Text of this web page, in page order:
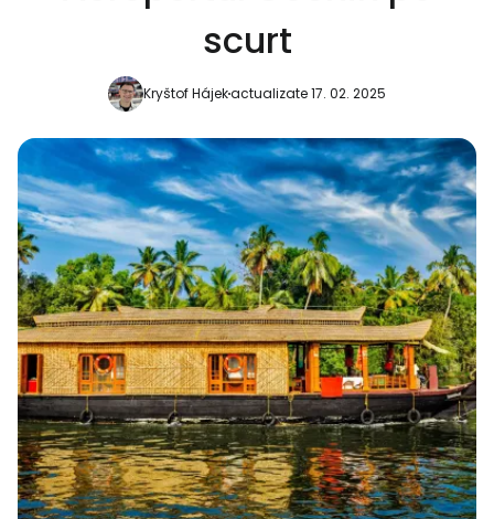
scurt
Kryštof Hájekactualizate 17. 02. 2025
Continuați cu Facebook
Continuați cu e-mailul